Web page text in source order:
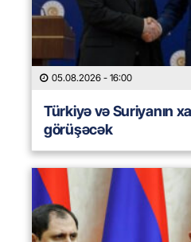
05.08.2026 - 16:00
Türkiyə və Suriyanın
görüşəcək